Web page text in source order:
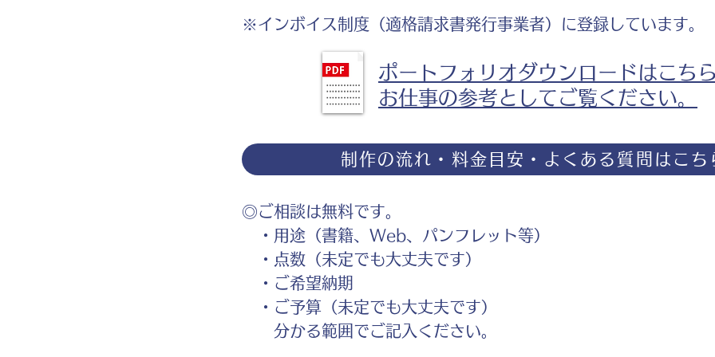
※インボイス制度（適格請求書発行事業者）に登録しています。
ポートフォリオダウンロードはこち
お仕事の参考としてご覧ください。
制作の流れ・料金目安・よくある質問はこち
◎ご相談は無料です。
・用途（書籍、Web、パンフレット等）
・点数（未定でも大丈夫です）
・ご希望納期
・ご予算（未定でも大丈夫です）
分かる範囲でご記入ください。